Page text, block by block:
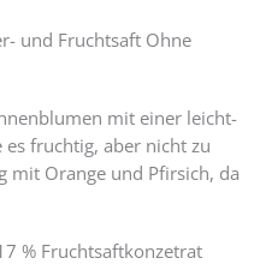
und Fruchtsaft Ohne
mit einer leicht-
fruchtig, aber nicht zu
mit Orange und Pfirsich, da
% Fruchtsaftkonzetrat